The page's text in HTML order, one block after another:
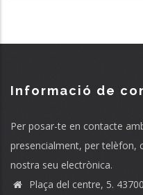
Informació de
Per posar-te en contacte
presencialment, per telèfon,
nostra seu electrònica.
Plaça del centre, 5.